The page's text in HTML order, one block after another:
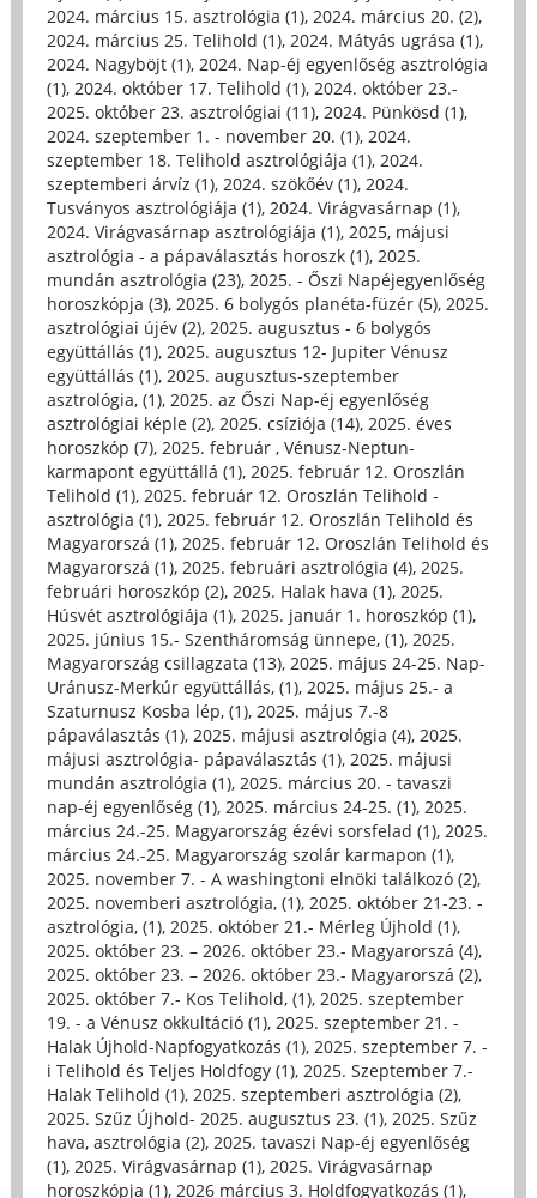
2024. március 15. asztrológia (1), 2024. március 20. (2),
2024. március 25. Telihold (1), 2024. Mátyás ugrása (1),
2024. Nagyböjt (1), 2024. Nap-éj egyenlőség asztrológia
(1), 2024. október 17. Telihold (1), 2024. október 23.-
2025. október 23. asztrológiai (11), 2024. Pünkösd (1),
2024. szeptember 1. - november 20. (1), 2024.
szeptember 18. Telihold asztrológiája (1), 2024.
szeptemberi árvíz (1), 2024. szökőév (1), 2024.
Tusványos asztrológiája (1), 2024. Virágvasárnap (1),
2024. Virágvasárnap asztrológiája (1), 2025, májusi
asztrológia - a pápaválasztás horoszk (1), 2025.
mundán asztrológia (23), 2025. - Őszi Napéjegyenlőség
horoszkópja (3), 2025. 6 bolygós planéta-füzér (5), 2025.
asztrológiai újév (2), 2025. augusztus - 6 bolygós
együttállás (1), 2025. augusztus 12- Jupiter Vénusz
együttállás (1), 2025. augusztus-szeptember
asztrológia, (1), 2025. az Őszi Nap-éj egyenlőség
asztrológiai képle (2), 2025. csíziója (14), 2025. éves
horoszkóp (7), 2025. február , Vénusz-Neptun-
karmapont együttállá (1), 2025. február 12. Oroszlán
Telihold (1), 2025. február 12. Oroszlán Telihold -
asztrológia (1), 2025. február 12. Oroszlán Telihold és
Magyarorszá (1), 2025. február 12. Oroszlán Telihold és
Magyarorszá (1), 2025. februári asztrológia (4), 2025.
februári horoszkóp (2), 2025. Halak hava (1), 2025.
Húsvét asztrológiája (1), 2025. január 1. horoszkóp (1),
2025. június 15.- Szentháromság ünnepe, (1), 2025.
Magyarország csillagzata (13), 2025. május 24-25. Nap-
Uránusz-Merkúr együttállás, (1), 2025. május 25.- a
Szaturnusz Kosba lép, (1), 2025. május 7.-8
pápaválasztás (1), 2025. májusi asztrológia (4), 2025.
májusi asztrológia- pápaválasztás (1), 2025. májusi
mundán asztrológia (1), 2025. március 20. - tavaszi
nap-éj egyenlőség (1), 2025. március 24-25. (1), 2025.
március 24.-25. Magyarország ézévi sorsfelad (1), 2025.
március 24.-25. Magyarország szolár karmapon (1),
2025. november 7. - A washingtoni elnöki találkozó (2),
2025. novemberi asztrológia, (1), 2025. október 21-23. -
asztrológia, (1), 2025. október 21.- Mérleg Újhold (1),
2025. október 23. – 2026. október 23.- Magyarorszá (4),
2025. október 23. – 2026. október 23.- Magyarorszá (2),
2025. október 7.- Kos Telihold, (1), 2025. szeptember
19. - a Vénusz okkultáció (1), 2025. szeptember 21. -
Halak Újhold-Napfogyatkozás (1), 2025. szeptember 7. -
i Telihold és Teljes Holdfogy (1), 2025. Szeptember 7.-
Halak Telihold (1), 2025. szeptemberi asztrológia (2),
2025. Szűz Újhold- 2025. augusztus 23. (1), 2025. Szűz
hava, asztrológia (2), 2025. tavaszi Nap-éj egyenlőség
(1), 2025. Virágvasárnap (1), 2025. Virágvasárnap
horoszkópja (1), 2026 március 3. Holdfogyatkozás (1),